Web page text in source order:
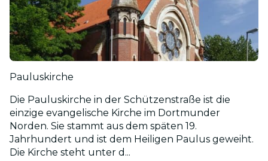
Pauluskirche
Die Pauluskirche in der Schützenstraße ist die
einzige evangelische Kirche im Dortmunder
Norden. Sie stammt aus dem späten 19.
Jahrhundert und ist dem Heiligen Paulus geweiht.
Die Kirche steht unter d...